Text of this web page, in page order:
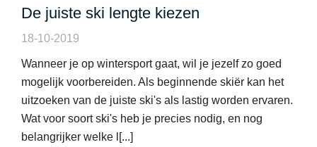
De juiste ski lengte kiezen
18-10-2019
Wanneer je op wintersport gaat, wil je jezelf zo goed
mogelijk voorbereiden. Als beginnende skiër kan het
uitzoeken van de juiste ski's als lastig worden ervaren.
Wat voor soort ski's heb je precies nodig, en nog
belangrijker welke l[...]